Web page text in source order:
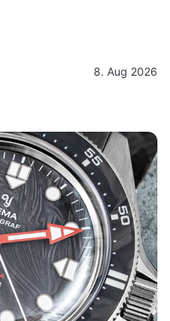
8. Aug 2026